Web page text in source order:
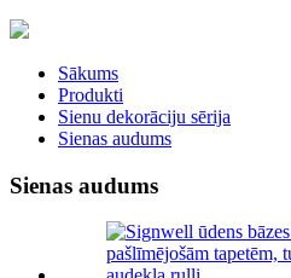
Sākums
Produkti
Sienu dekorāciju sērija
Sienas audums
Sienas audums